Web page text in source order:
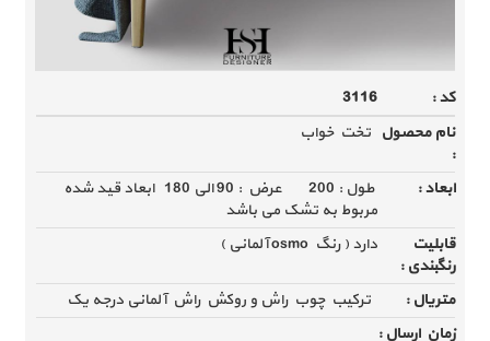
کد :
3116
نام محصول
:
تخت خواب
ابعاد :
طول : 200 عرض : 90 الی 180 ابعاد قید شده
مربوط به تشک می باشد
قابلیت
رنگبندی :
دارد ( رنگ osmo آلمانی )
متریال :
ترکیب چوب راش و روکش راش آلمانی درجه یک
زمان ارسال :